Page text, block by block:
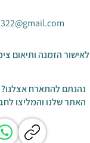
לאישור הזמנה ותיאום
נהנתם להתארח
האתר שלנו והמליצו